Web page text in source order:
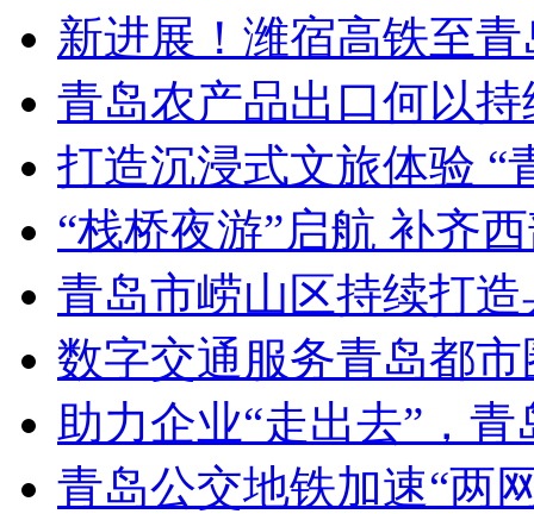
新进展！潍宿高铁至
青岛农产品出口何以持
打造沉浸式文旅体验 “
“栈桥夜游”启航 补齐
青岛市崂山区持续打
数字交通服务青岛都
助力企业“走出去”，
青岛公交地铁加速“两